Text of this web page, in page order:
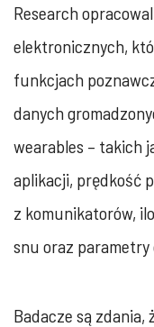
Research
elektronicznych,
funkcjach
danych
wearables – takich
aplikacji, prędkość
z komunikatorów,
snu oraz parametry
Badacze są zdania,